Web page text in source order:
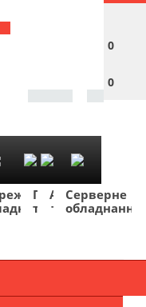
0
0
Побутова
техніка
TV
та
Фото
та
Авто
та
Серверне
обладнання